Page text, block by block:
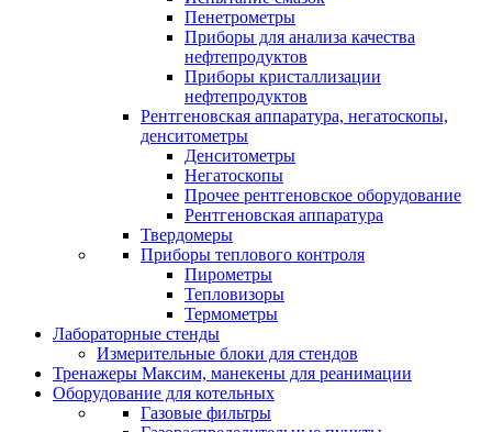
Пенетрометры
Приборы для анализа качества
нефтепродуктов
Приборы кристаллизации
нефтепродуктов
Рентгеновская аппаратура, негатоскопы,
денситометры
Денситометры
Негатоскопы
Прочее рентгеновское оборудование
Рентгеновская аппаратура
Твердомеры
Приборы теплового контроля
Пирометры
Тепловизоры
Термометры
Лабораторные стенды
Измерительные блоки для стендов
Тренажеры Максим, манекены для реанимации
Оборудование для котельных
Газовые фильтры